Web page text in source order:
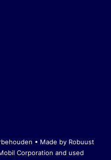
• Made by Robuust
Corporation and used